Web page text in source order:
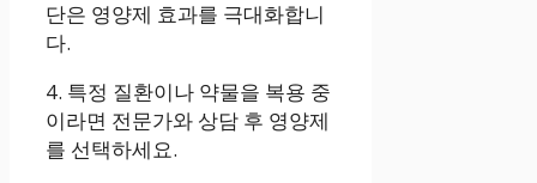
단은 영양제 효과를 극대화합니
다.
4. 특정 질환이나 약물을 복용 중
이라면 전문가와 상담 후 영양제
를 선택하세요.